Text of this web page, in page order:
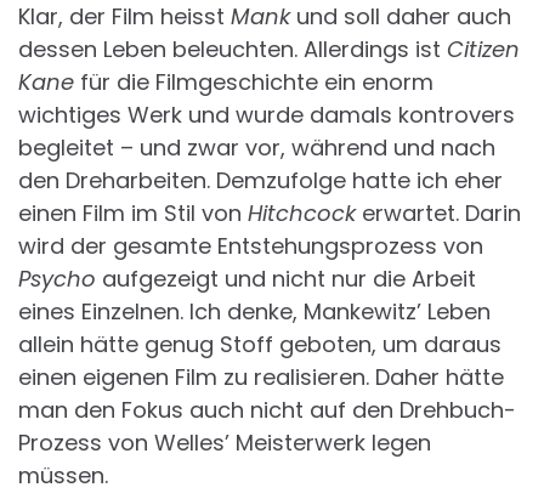
Klar, der Film heisst Mankund soll daher auch
dessen Leben beleuchten. Allerdings ist Citizen
Kane für die Filmgeschichte ein enorm
wichtiges Werk und wurde damals kontrovers
begleitet – und zwar vor, während und nach
den Dreharbeiten. Demzufolge hatte ich eher
einen Film im Stil von Hitchcockerwartet. Darin
wird der gesamte Entstehungsprozess von
Psycho aufgezeigt und nicht nur die Arbeit
eines Einzelnen. Ich denke, Mankewitz’ Leben
allein hätte genug Stoff geboten, um daraus
einen eigenen Film zu realisieren. Daher hätte
man den Fokus auch nicht auf den Drehbuch-
Prozess von Welles’ Meisterwerk legen
müssen.